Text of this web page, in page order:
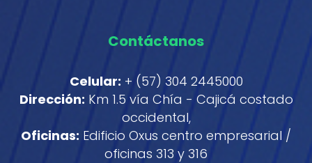
Contáctanos
Celular: + (57) 304 2445000
Dirección: Km 1.5 vía Chía - Cajicá costado
occidental,
Oficinas: Edificio Oxus centro empresarial /
oficinas 313 y 316